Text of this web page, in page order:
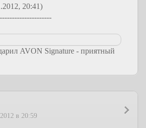
20:41)
AVON Signature - приятный
в 20:59